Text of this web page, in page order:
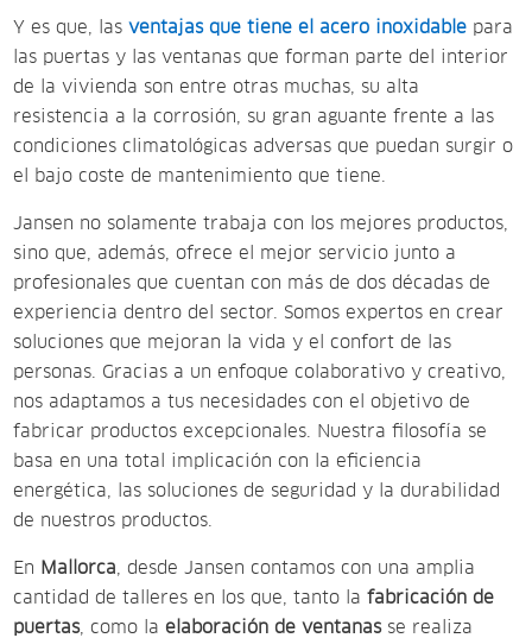
Y es que, lasventajas que tiene el acero inoxidable para
las puertas y las ventanas que forman parte del interior
de la vivienda son entre otras muchas, su alta
resistencia a la corrosión, su gran aguante frente a las
condiciones climatológicas adversas que puedan surgir o
el bajo coste de mantenimiento que tiene.
Jansen no solamente trabaja con los mejores productos,
sino que, además, ofrece el mejor servicio junto a
profesionales que cuentan con más de dos décadas de
experiencia dentro del sector. Somos expertos en crear
soluciones que mejoran la vida y el confort de las
personas. Gracias a un enfoque colaborativo y creativo,
nos adaptamos a tus necesidades con el objetivo de
fabricar productos excepcionales. Nuestra filosofía se
basa en una total implicación con la eficiencia
energética, las soluciones de seguridad y la durabilidad
de nuestros productos.
En Mallorca, desde Jansen contamos con una amplia
cantidad de talleres en los que, tanto lafabricación de
puertas, como laelaboración de ventanasse realiza